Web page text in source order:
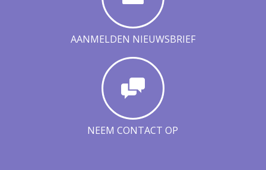
AANMELDEN NIEUWSBRIEF
NEEM CONTACT OP